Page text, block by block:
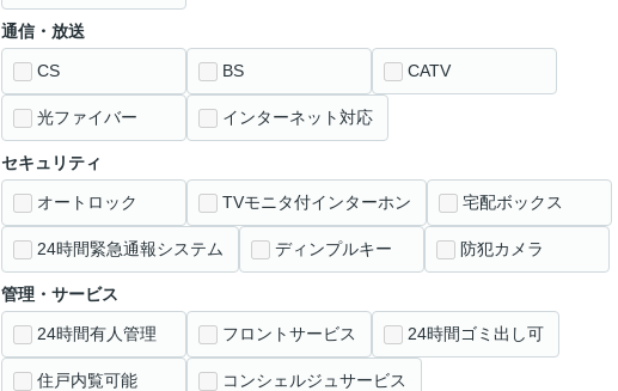
通信・放送
CS BS CATV
光ファイバー インターネット対応
セキュリティ
オートロック TVモニタ付インターホン 宅配ボックス
24時間緊急通報システム ディンプルキー 防犯カメラ
管理・サービス
24時間有人管理 フロントサービス 24時間ゴミ出し可
住戸内覧可能 コンシェルジュサービス